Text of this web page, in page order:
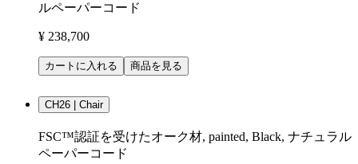
ルペーパーコード
¥ 238,700
カートに入れる 商品を見る
CH26 | Chair
FSC™認証を受けたオーク材, painted, Black, ナチュラル
ペーパーコード